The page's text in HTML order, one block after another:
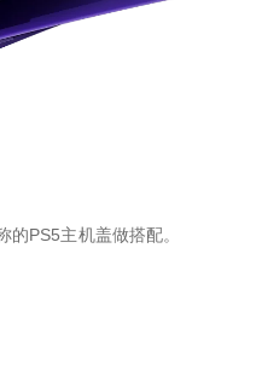
PS5主机盖做搭配。